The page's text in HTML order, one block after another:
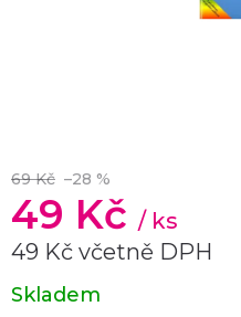
69 Kč –28 %
49 Kč / ks
49 Kč včetně DPH
Měrná
cena:
Skladem